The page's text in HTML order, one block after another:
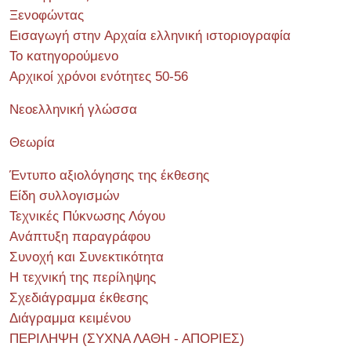
Ξενοφώντας
Εισαγωγή στην Αρχαία ελληνική ιστοριογραφία
Το κατηγορούμενο
Αρχικοί χρόνοι ενότητες 50-56
Νεοελληνική γλώσσα
Θεωρία
Έντυπο αξιολόγησης της έκθεσης
Είδη συλλογισμών
Τεχνικές Πύκνωσης Λόγου
Ανάπτυξη παραγράφου
Συνοχή και Συνεκτικότητα
Η τεχνική της περίληψης
Σχεδιάγραμμα έκθεσης
Διάγραμμα κειμένου
ΠΕΡΙΛΗΨΗ (ΣΥΧΝΑ ΛΑΘΗ - ΑΠΟΡΙΕΣ)